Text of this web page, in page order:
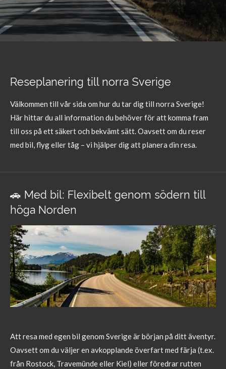
Reseplanering till norra Sverige
Välkommen till vår sida om hur du tar dig till norra Sverige!
Här hittar du all information du behöver för att komma fram
till oss på ett säkert och bekvämt sätt. Oavsett om du reser
med bil, flyg eller tåg – vi hjälper dig att planera din resa.
🚗 Med bil: Flexibelt genom södern till
höga Norden
Att resa med egen bil genom Sverige är början på ditt äventyr.
Oavsett om du väljer en avkopplande överfart med färja (t.ex.
från Rostock, Travemünde eller Kiel) eller föredrar rutten